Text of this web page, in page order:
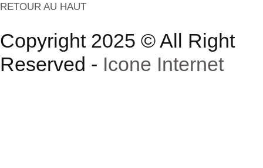
RETOUR AU HAUT
Copyright 2025 © All Right
Reserved - Icone Internet